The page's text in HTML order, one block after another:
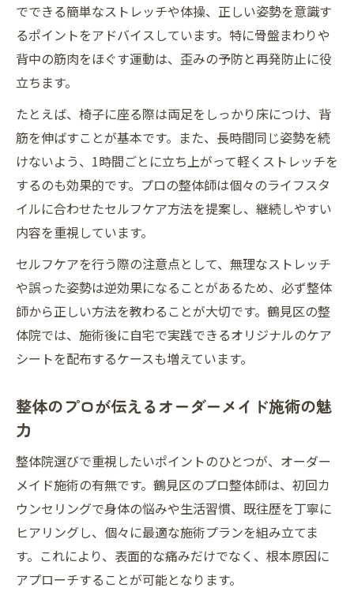
でできる簡単なストレッチや体操、正しい姿勢を意識す
るポイントをアドバイスしています。特に骨盤まわりや
背中の筋肉をほぐす運動は、歪みの予防と再発防止に役
立ちます。
たとえば、椅子に座る際は両足をしっかり床につけ、背
筋を伸ばすことが基本です。また、長時間同じ姿勢を続
けないよう、1時間ごとに立ち上がって軽くストレッチを
するのも効果的です。プロの整体師は個々のライフスタ
イルに合わせたセルフケア方法を提案し、継続しやすい
内容を重視しています。
セルフケアを行う際の注意点として、無理なストレッチ
や誤った姿勢は逆効果になることがあるため、必ず整体
師から正しい方法を教わることが大切です。鶴見区の整
体院では、施術後に自宅で実践できるオリジナルのケア
シートを配布するケースも増えています。
整体のプロが伝えるオーダーメイド施術の魅
力
整体院選びで重視したいポイントのひとつが、オーダー
メイド施術の有無です。鶴見区のプロ整体師は、初回カ
ウンセリングで身体の悩みや生活習慣、既往歴を丁寧に
ヒアリングし、個々に最適な施術プランを組み立てま
す。これにより、表面的な痛みだけでなく、根本原因に
アプローチすることが可能となります。